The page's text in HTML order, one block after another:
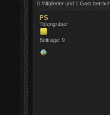
0 Mitglieder und 1 Gast
PS
Totengräber
Beiträge: 9